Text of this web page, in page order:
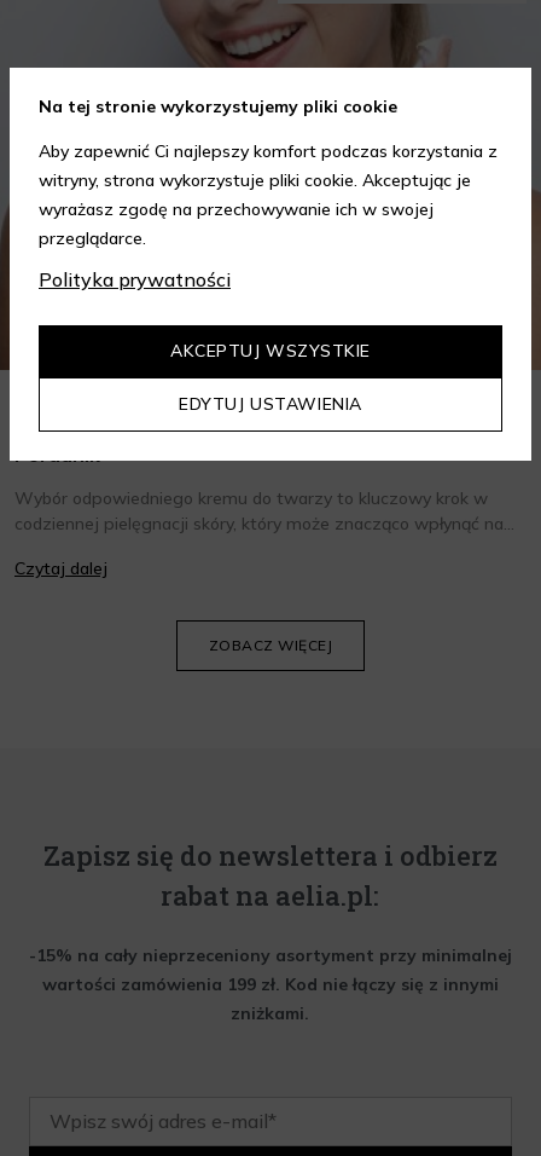
Jak wybrać krem do twarzy w zależności od potrzeb?
Wybór odpowiedniego kremu do twarzy to kluczowy krok w
codziennej pielęgnacji skóry, który może znacząco wpłynąć na
oraz wiedzieć, jak dopasować je do potrzeb własnej skóry.
Czytaj dalej
ZOBACZ WIĘCEJ
Zapisz się do newslettera i odbierz
rabat na aelia.pl:
-15% na cały nieprzeceniony asortyment przy minimalnej
wartości zamówienia 199 zł. Kod nie łączy się z innymi
zniżkami.
Na tej stronie wykorzystujemy pliki cookie
Aby zapewnić Ci najlepszy komfort podczas korzystania z
witryny, strona wykorzystuje pliki cookie. Akceptując je
wyrażasz zgodę na przechowywanie ich w swojej
przeglądarce.
Polityka prywatności
EDYTUJ USTAWIENIA
AKCEPTUJ WSZYSTKIE